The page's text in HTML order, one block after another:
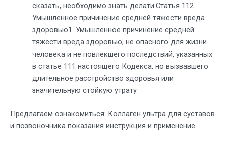
сказать, необходимо знать делати.Статья 112.
Умышленное причинение средней тяжести вреда
здоровью1. Умышленное причинение средней
тяжести вреда здоровью, не опасного для жизни
человека и не повлекшего последствий, указанных
в статье 111 настоящего Кодекса, но вызвавшего
длительное расстройство здоровья или
значительную стойкую утрату
Предлагаем ознакомиться: Коллаген ультра для суставов
и позвоночника показания инструкция и применение